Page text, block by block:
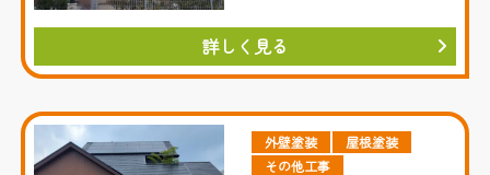
詳しく見る
外壁塗装
屋根塗装
その他工事